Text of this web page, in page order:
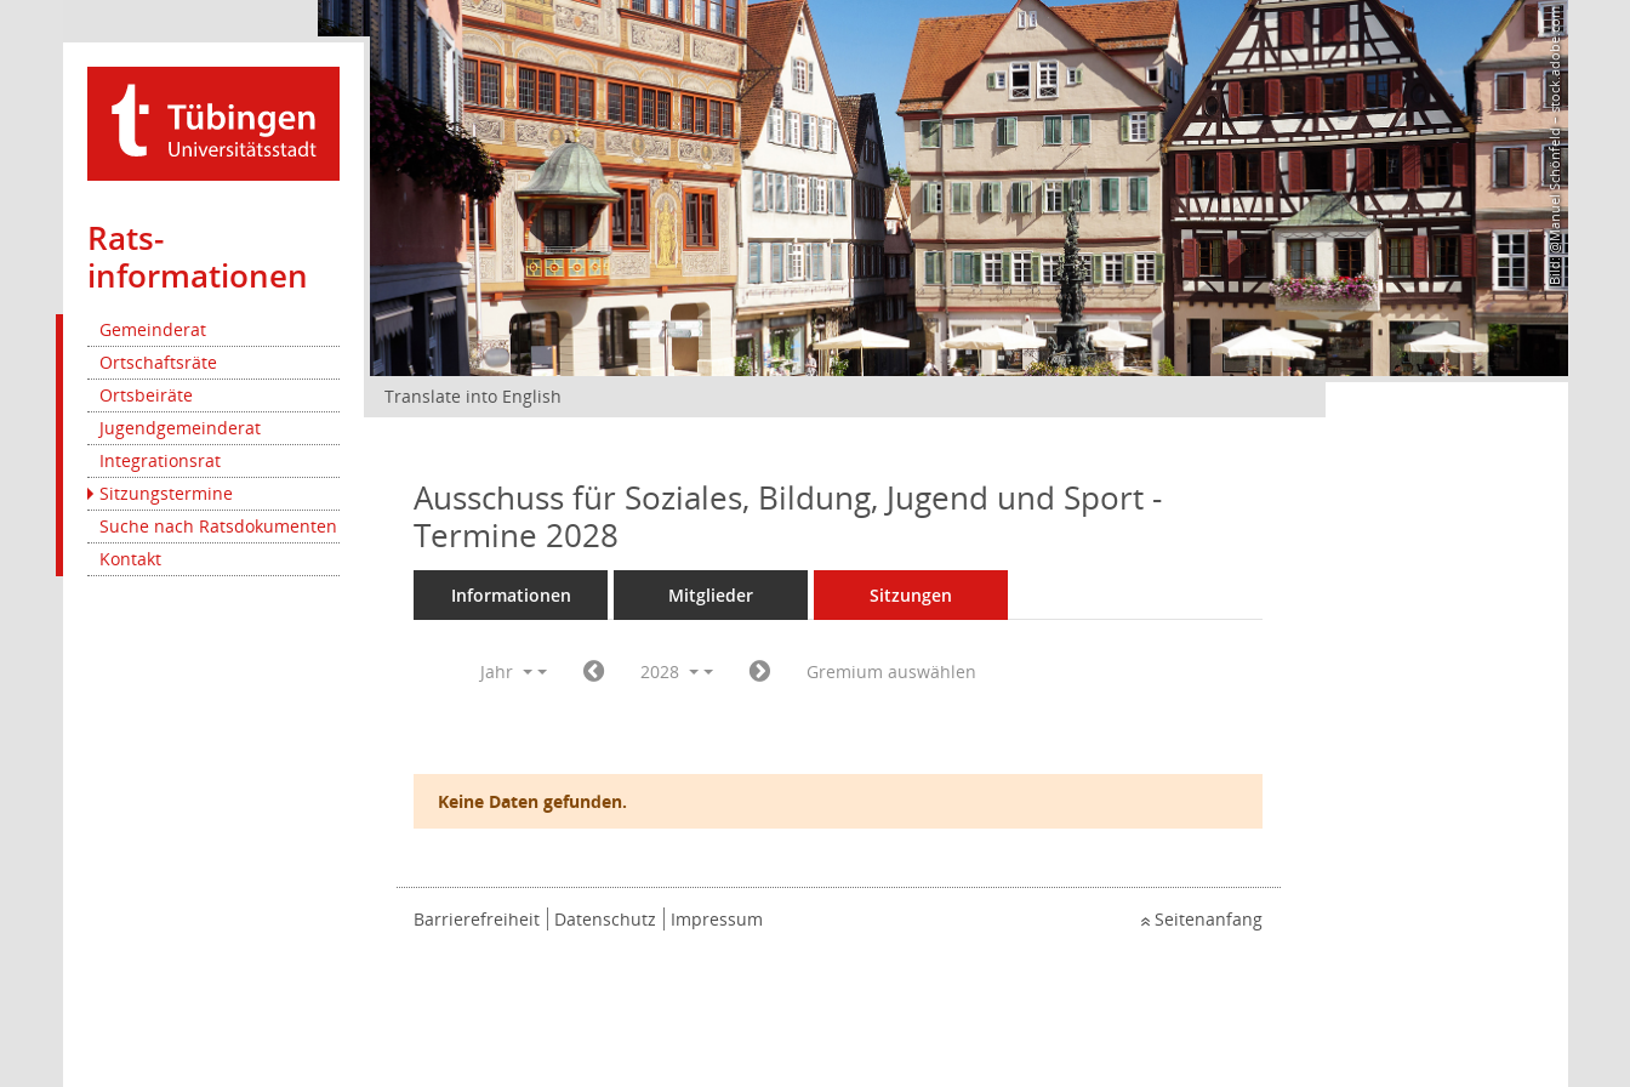
Rats­
informationen
Gemeinderat
Ortschaftsräte
Ortsbeiräte
Jugendgemeinderat
Integrationsrat
Sitzungstermine
Suche nach Ratsdokumenten
Kontakt
Bild: @Manuel Schönfeld – stock.adobe.com
Translate into English
Ausschuss für Soziales, Bildung, Jugend und Sport -
Termine 2028
Informationen Mitglieder Sitzungen
Jahr 2028 Gremium auswählen
Keine Daten gefunden.
Barrierefreiheit Datenschutz Impressum Seitenanfang